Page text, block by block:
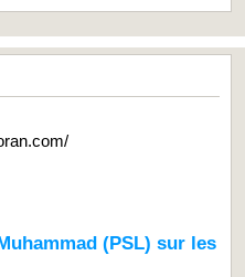
(PSL) sur les